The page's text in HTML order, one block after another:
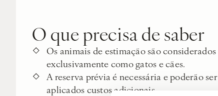
O que precisa de saber
Os animais de estimação são considerados
exclusivamente como gatos e cães.
A reserva prévia é necessária e poderão ser
aplicados custos adicionais.